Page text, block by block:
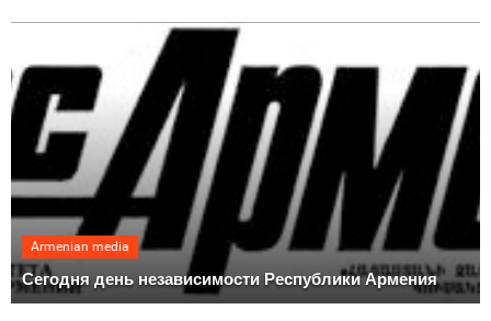
Armenian media
Сегодня день независимости Республики Армения